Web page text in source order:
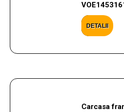
DETALII
Carcasa